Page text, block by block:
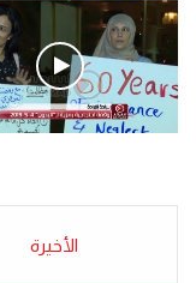
.وقفة احتجاجية رمزية
الأحد 5 مايو 2019
5-2019.
الأخيرة